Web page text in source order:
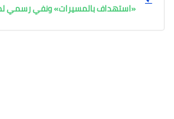
«استهداف بالمسيرات» ونفي رسمي